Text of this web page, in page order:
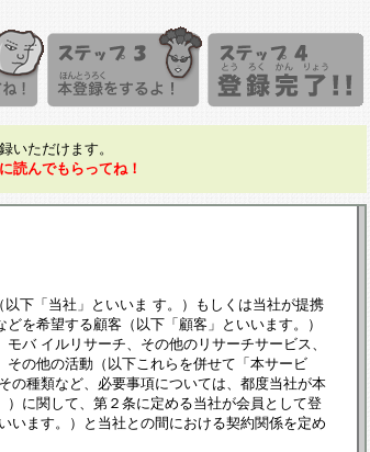
いただけます。
読んでもらってね！
下「当社」といいま す。）もしくは当社が提携
を希望する顧客（以下「顧客」といいます。）
バ イルリサーチ、その他のリサーチサービス、
の他の活動（以下これらを併せて「本サービ
の種類など、必要事項については、都度当社が本
に関して、第２条に定める当社が会員として登
います。）と当社との間における契約関係を定め